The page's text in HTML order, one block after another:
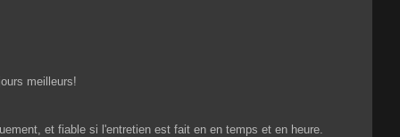
meilleurs!
et fiable si l'entretien est fait en en temps et en heure.